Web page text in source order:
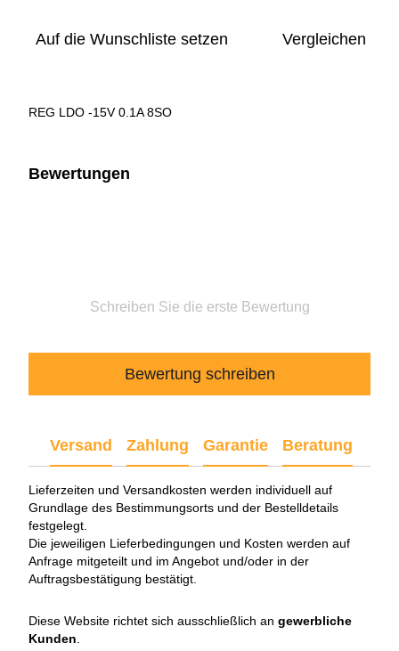
Auf die Wunschliste setzen Vergleichen
REG LDO -15V 0.1A 8SO
Bewertungen
Schreiben Sie die erste Bewertung
Bewertung schreiben
Versand Zahlung Garantie Beratung
Lieferzeiten und Versandkosten werden individuell auf
Grundlage des Bestimmungsorts und der Bestelldetails
festgelegt.
Die jeweiligen Lieferbedingungen und Kosten werden auf
Anfrage mitgeteilt und im Angebot und/oder in der
Auftragsbestätigung bestätigt.
Diese Website richtet sich ausschließlich an gewerbliche
Kunden